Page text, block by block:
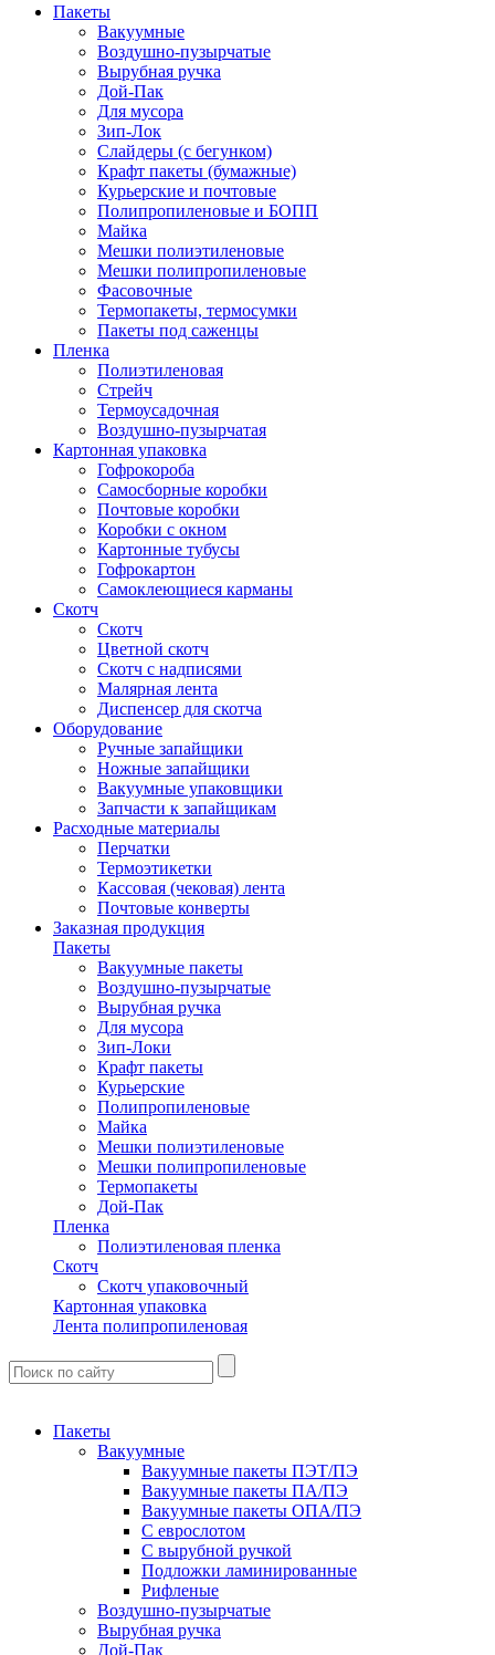
Пакеты
Вакуумные
Воздушно-пузырчатые
Вырубная ручка
Дой-Пак
Для мусора
Зип-Лок
Слайдеры (с бегунком)
Крафт пакеты (бумажные)
Курьерские и почтовые
Полипропиленовые и БОПП
Майка
Мешки полиэтиленовые
Мешки полипропиленовые
Фасовочные
Термопакеты, термосумки
Пакеты под саженцы
Пленка
Полиэтиленовая
Стрейч
Термоусадочная
Воздушно-пузырчатая
Картонная упаковка
Гофрокороба
Самосборные коробки
Почтовые коробки
Коробки с окном
Картонные тубусы
Гофрокартон
Самоклеющиеся карманы
Скотч
Скотч
Цветной скотч
Скотч с надписями
Малярная лента
Диспенсер для скотча
Оборудование
Ручные запайщики
Ножные запайщики
Вакуумные упаковщики
Запчасти к запайщикам
Расходные материалы
Перчатки
Термоэтикетки
Кассовая (чековая) лента
Почтовые конверты
Заказная продукция
Пакеты
Вакуумные пакеты
Воздушно-пузырчатые
Вырубная ручка
Для мусора
Зип-Локи
Крафт пакеты
Курьерские
Полипропиленовые
Майка
Мешки полиэтиленовые
Мешки полипропиленовые
Термопакеты
Дой-Пак
Пленка
Полиэтиленовая пленка
Скотч
Скотч упаковочный
Картонная упаковка
Лента полипропиленовая
Пакеты
Вакуумные
Вакуумные пакеты ПЭТ/ПЭ
Вакуумные пакеты ПА/ПЭ
Вакуумные пакеты ОПА/ПЭ
С еврослотом
С вырубной ручкой
Подложки ламинированные
Рифленые
Воздушно-пузырчатые
Вырубная ручка
Дой-Пак